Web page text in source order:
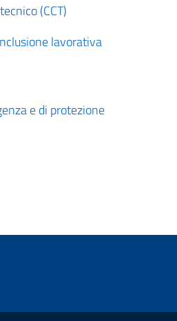
(CCT)
lavorativa
e di protezione